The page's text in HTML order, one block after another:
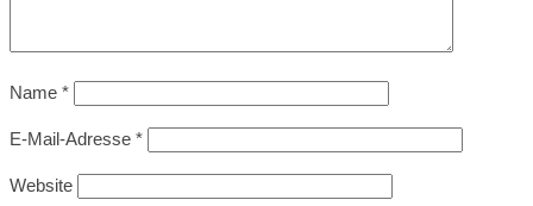
Name *
E-Mail-Adresse *
Website